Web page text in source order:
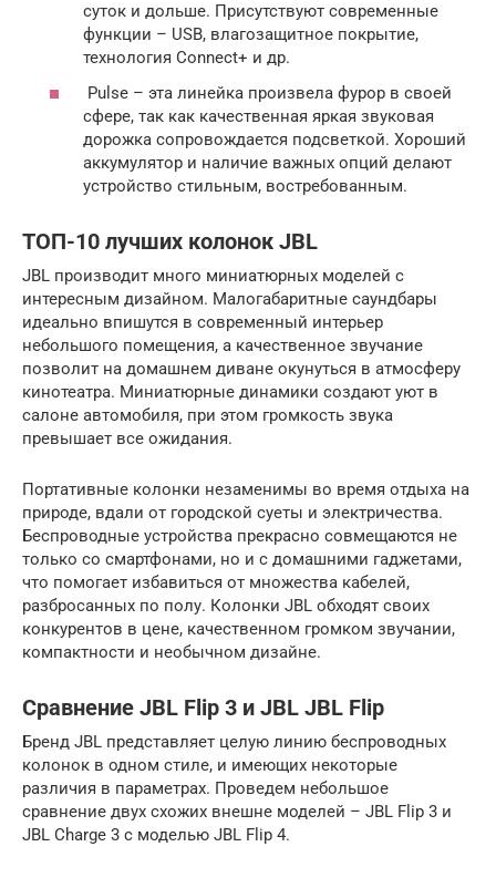
суток и дольше. Присутствуют современные
функции – USB, влагозащитное покрытие,
технология Connect+ и др.
Pulse – эта линейка произвела фурор в своей
сфере, так как качественная яркая звуковая
дорожка сопровождается подсветкой. Хороший
аккумулятор и наличие важных опций делают
устройство стильным, востребованным.
ТОП-10 лучших колонок JBL
JBL производит много миниатюрных моделей с
интересным дизайном. Малогабаритные саундбары
идеально впишутся в современный интерьер
небольшого помещения, а качественное звучание
позволит на домашнем диване окунуться в атмосферу
кинотеатра. Миниатюрные динамики создают уют в
салоне автомобиля, при этом громкость звука
превышает все ожидания.
Портативные колонки незаменимы во время отдыха на
природе, вдали от городской суеты и электричества.
Беспроводные устройства прекрасно совмещаются не
только со смартфонами, но и с домашними гаджетами,
что помогает избавиться от множества кабелей,
разбросанных по полу. Колонки JBL обходят своих
конкурентов в цене, качественном громком звучании,
компактности и необычном дизайне.
Сравнение JBL Flip 3 и JBL JBL Flip
Бренд JBL представляет целую линию беспроводных
колонок в одном стиле, и имеющих некоторые
различия в параметрах. Проведем небольшое
сравнение двух схожих внешне моделей – JBL Flip 3 и
JBL Charge 3 с моделью JBL Flip 4.